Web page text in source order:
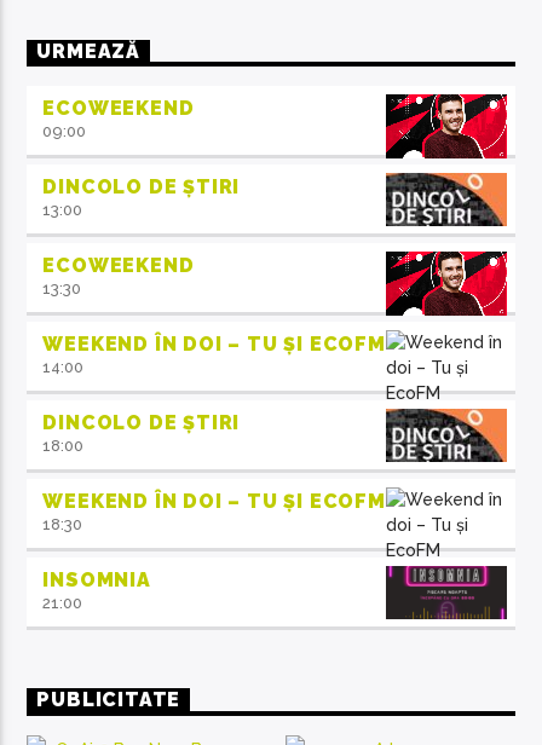
URMEAZĂ
ECOWEEKEND
09:00
DINCOLO DE ȘTIRI
13:00
ECOWEEKEND
13:30
WEEKEND ÎN DOI – TU ȘI ECOFM
14:00
DINCOLO DE ȘTIRI
18:00
WEEKEND ÎN DOI – TU ȘI ECOFM
18:30
INSOMNIA
21:00
PUBLICITATE